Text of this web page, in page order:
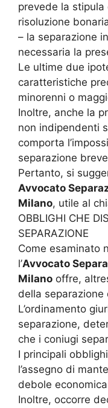
prevede la stipula
risoluzione
– la separazione
necessaria la
Le ultime due
caratteristiche
minorenni o
Inoltre, anche la
non indipendenti
comporta
separazione
Pertanto, si
Avvocato
Milano, utile al
OBBLIGHI CHE
SEPARAZIONE
Come esaminato
l’Avvocato
Milano offre,
della separazione
L’ordinamento
separazione,
che i coniugi
I principali
l’assegno di
debole
Inoltre, occorre